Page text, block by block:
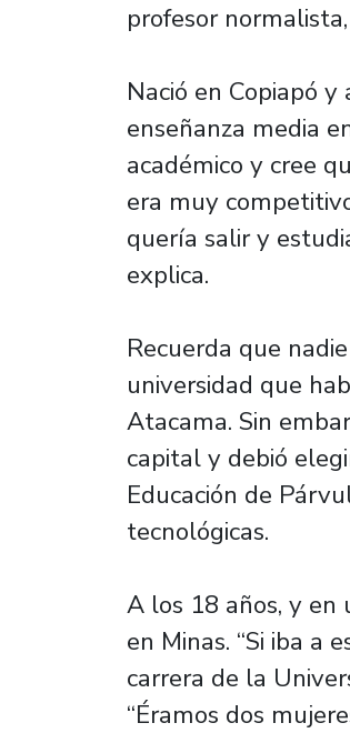
profesor
Nació en Copiapó
enseñanza media
académico y cree
era muy
quería salir y
explica.
Recuerda que
universidad que
Atacama. Sin
capital y debió
Educación de
tecnológicas.
A los 18 años, y en
en Minas. “Si iba a
carrera de la
“Éramos dos